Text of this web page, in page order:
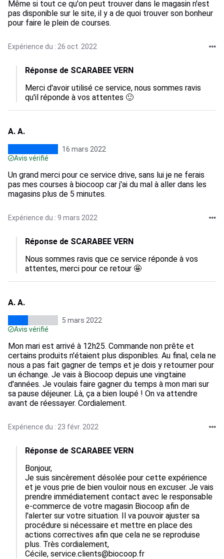
Même si tout ce qu'on peut trouver dans le magasin n'est
pas disponible sur le site, il y a de quoi trouver son bonheur
pour faire le plein de courses.
Expérience du : 26 oct. 2022
Réponse de SCARABEE VERN
Merci d'avoir utilisé ce service, nous sommes ravis
qu'il réponde à vos attentes 🙂
A. A.
16 mars 2022
Avis vérifié
Un grand merci pour ce service drive, sans lui je ne ferais
pas mes courses à biocoop car j'ai du mal à aller dans les
magasins plus de 5 minutes.
Expérience du : 9 mars 2022
Réponse de SCARABEE VERN
Nous sommes ravis que ce service réponde à vos
attentes, merci pour ce retour 🤩
A. A.
5 mars 2022
Avis vérifié
Mon mari est arrivé à 12h25. Commande non prête et
certains produits n'étaient plus disponibles. Au final, cela ne
nous a pas fait gagner de temps et je dois y retourner pour
un échange. Je vais à Biocoop depuis une vingtaine
d'années. Je voulais faire gagner du temps à mon mari sur
sa pause déjeuner. Là, ça a bien loupé ! On va attendre
avant de réessayer. Cordialement.
Expérience du : 23 févr. 2022
Réponse de SCARABEE VERN
Bonjour,
Je suis sincèrement désolée pour cette expérience
et je vous prie de bien vouloir nous en excuser. Je vais
prendre immédiatement contact avec le responsable
e-commerce de votre magasin Biocoop afin de
l'alerter sur votre situation. Il va pouvoir ajuster sa
procédure si nécessaire et mettre en place des
actions correctives afin que cela ne se reproduise
plus. Très cordialement,
Cécile, service.clients@biocoop.fr